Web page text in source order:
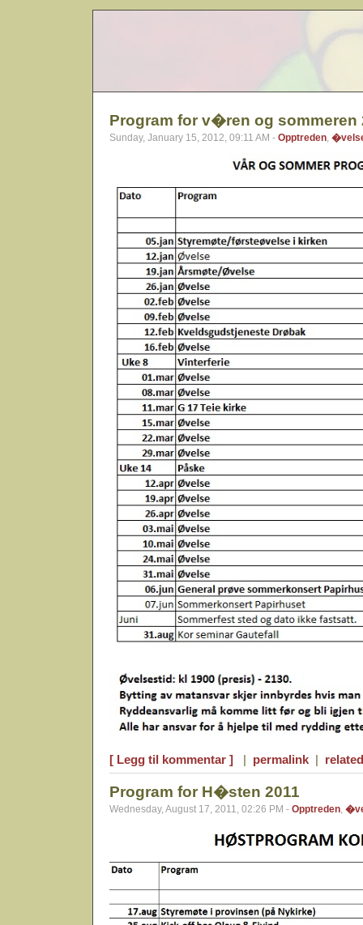
Program for v�ren og sommeren
Sunday, January 15, 2012, 09:11 AM - Opptreden,
[ Legg til kommentar ] | permalink |
Program for H�sten 2011
Wednesday, August 17, 2011, 02:26 PM - Opptreden,